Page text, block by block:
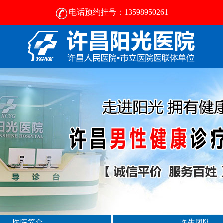
电话预约挂号：13598950261
许昌男科病医院那好- [2025新资讯] -许昌男科医院